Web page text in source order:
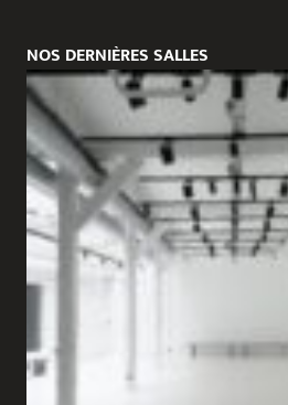
NOS DERNIÈRES SALLES